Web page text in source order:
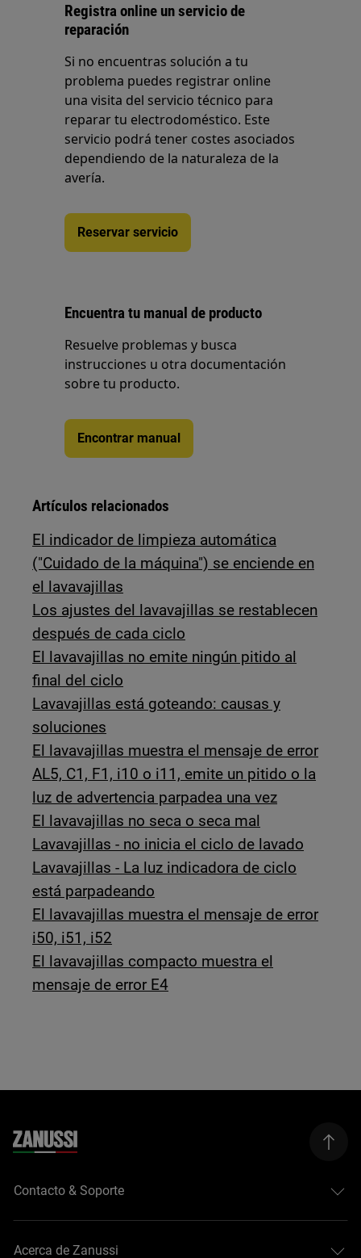
Registra online un servicio de
reparación
Si no encuentras solución a tu
problema puedes registrar online
una visita del servicio técnico para
reparar tu electrodoméstico. Este
servicio podrá tener costes asociados
dependiendo de la naturaleza de la
avería.
Reservar servicio
Encuentra tu manual de producto
Resuelve problemas y busca
instrucciones u otra documentación
sobre tu producto.
Encontrar manual
Artículos relacionados
El indicador de limpieza automática
("Cuidado de la máquina") se enciende en
el lavavajillas
Los ajustes del lavavajillas se restablecen
después de cada ciclo
El lavavajillas no emite ningún pitido al
final del ciclo
Lavavajillas está goteando: causas y
soluciones
El lavavajillas muestra el mensaje de error
AL5, C1, F1, i10 o i11, emite un pitido o la
luz de advertencia parpadea una vez
El lavavajillas no seca o seca mal
Lavavajillas - no inicia el ciclo de lavado
Lavavajillas - La luz indicadora de ciclo
está parpadeando
El lavavajillas muestra el mensaje de error
i50, i51, i52
El lavavajillas compacto muestra el
mensaje de error E4
Contacto & Soporte
Acerca de Zanussi